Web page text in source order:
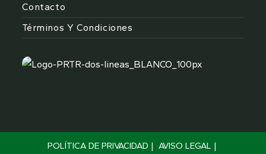
Contacto
Términos Y Condiciones
POLÍTICA DE PRIVACIDAD
AVISO LEGAL